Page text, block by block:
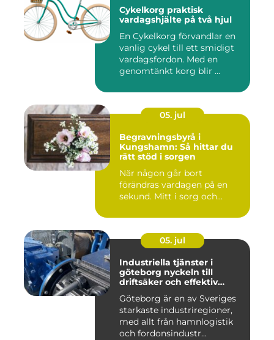
Cykelkorg praktisk
vardagshjälte på två hjul
En Cykelkorg förvandlar en
vanlig cykel till ett smidigt
vardagsfordon. Med en
genomtänkt korg blir ...
05. jul
Begravningsbyrå i
Kungshamn: Så hittar du
rätt stöd i sorgen
När någon går bort
förändras vardagen på en
sekund. Mitt i sorg och...
05. jul
Industriella tjänster i
göteborg nyckeln till
driftsäker och effektiv
Göteborg är en av Sveriges
starkaste industriregioner,
med allt från hamnlogistik
och fordonsindustr...